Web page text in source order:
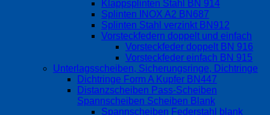
Klappsplinten Stahl BN 914
Splinten INOX A2 BN687
Splinten Stahl verzinkt BN912
Vorsteckfedern doppelt und einfach
Vorsteckfeder doppelt BN 916
Vorsteckfeder einfach BN 915
Unterlagsscheiben, Sicherungsringe, Dichtringe
Dichtringe Form A Kupfer BN447
Distanzscheiben Pass-Scheiben
Spannscheiben Scheiben Blank
Spannscheiben Federstahl blank